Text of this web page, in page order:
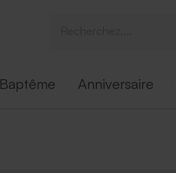
Baptême Anniversaire